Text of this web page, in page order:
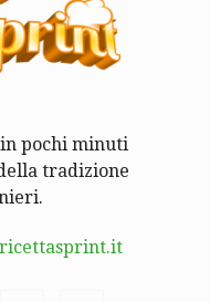
pochi minuti
tradizione